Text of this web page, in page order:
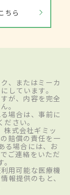
ちら
、またはミーカ
しています。
が、内容を完全
。
場合は、事前に
さい。
株式会社ギミッ
賠償の責任を一
る場合には、お
ご連絡をいただ
用可能な医療機
報提供のもと、